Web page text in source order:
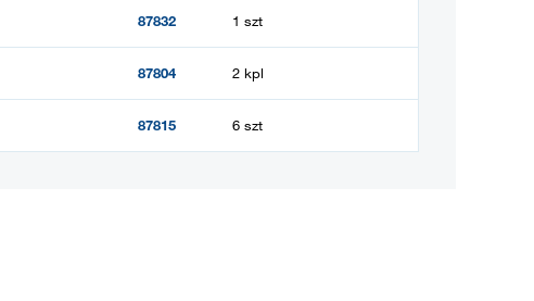
87832 1 szt
87804 2 kpl
87815 6 szt